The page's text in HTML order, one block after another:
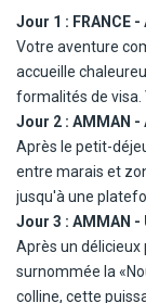
Jour 1 : FRANCE
Votre aventure
accueille
formalités de
respirez l'air de
monter avant
hachémite.
Jour 2 : AMMAN -
Après le petit-
entre marais et
jusqu'à une
avant de longer
oiseaux
Puis, en Land
naturaliste vous
Jour 3 : AMMAN -
Après un délicieux
surnommée la
colline, cette